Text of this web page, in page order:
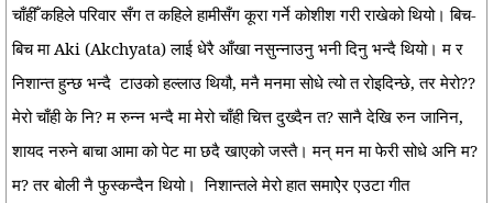
चाँहीँ कहिले परिवार सँग त कहिले हामीसँग कूरा गर्ने कोशीश गरी राखेको थियो। बिच-
बिच मा Aki (Akchyata) लाई धेरै आँखा नसुन्नाउनु भनी दिनु भन्दै थियो। म र
निशान्त हुन्छ भन्दै टाउको हल्लाउ थियौ, मनै मनमा सोधे त्यो त रोइदिन्छे, तर मेरो??
मेरो चाँही के नि? म रुन्न भन्दै मा मेरो चाँही चित्त दुख्दैन त? सानै देखि रुन जानिन,
शायद नरुने बाचा आमा को पेट मा छदै खाएको जस्तै। मन् मन मा फेरी सोधे अनि म?
म? तर बोली नै फुस्कन्दैन थियो। निशान्तले मेरो हात समाऐेर एउटा गीत